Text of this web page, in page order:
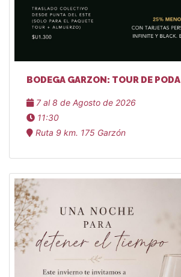
BODEGA GARZON: TOUR DE PODA
7 al 8 de Agosto de 2026
11:30
Ruta 9 km. 175 Garzón